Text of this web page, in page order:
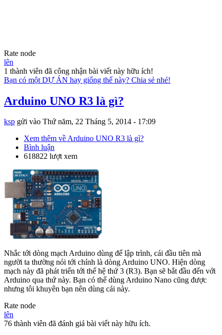
Rate node
lên
1 thành viên đã công nhận bài viết này hữu ích!
Bạn có một DỰ ÁN hay giống thế này? Chia sẻ nhé!
Arduino UNO R3 là gì?
ksp gửi vào Thứ năm, 22 Tháng 5, 2014 - 17:09
Xem thêm về Arduino UNO R3 là gì?
Bình luận
618822 lượt xem
Nhắc tới dòng mạch Arduino dùng để lập trình, cái đầu tiên mà
người ta thường nói tới chính là dòng Arduino UNO. Hiện dòng
mạch này đã phát triển tới thế hệ thứ 3 (R3). Bạn sẽ bắt đầu đến với
Arduino qua thứ này. Bạn có thể dùng Arduino Nano cũng được
nhưng tôi khuyên bạn nên dùng cái này.
Rate node
lên
76 thành viên đã đánh giá bài viết này hữu ích.